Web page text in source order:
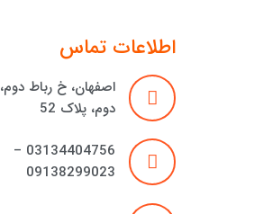
اطلاعات تماس
اصفهان، خ رباط
دوم، پلاک 52
03134404756 –
09138299023